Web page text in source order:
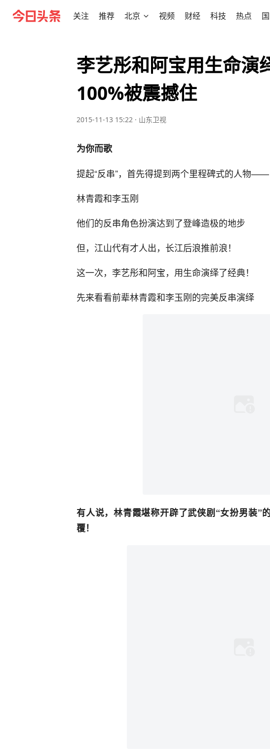
关注 推荐 北京 视频 财经 科技 热点
李艺彤和阿宝用生命演
100%被震撼住
2015-11-13 15:22 · 山东卫视
为你而歌
提起“反串”，首先得提到两个里程碑式的人物——
林青霞和李玉刚
他们的反串角色扮演达到了登峰造极的地步
但，江山代有才人出，长江后浪推前浪！
这一次，李艺彤和阿宝，用生命演绎了经典！
先来看看前辈林青霞和李玉刚的完美反串演绎
有人说，林青霞堪称开辟了武侠剧“女扮男装”
覆！